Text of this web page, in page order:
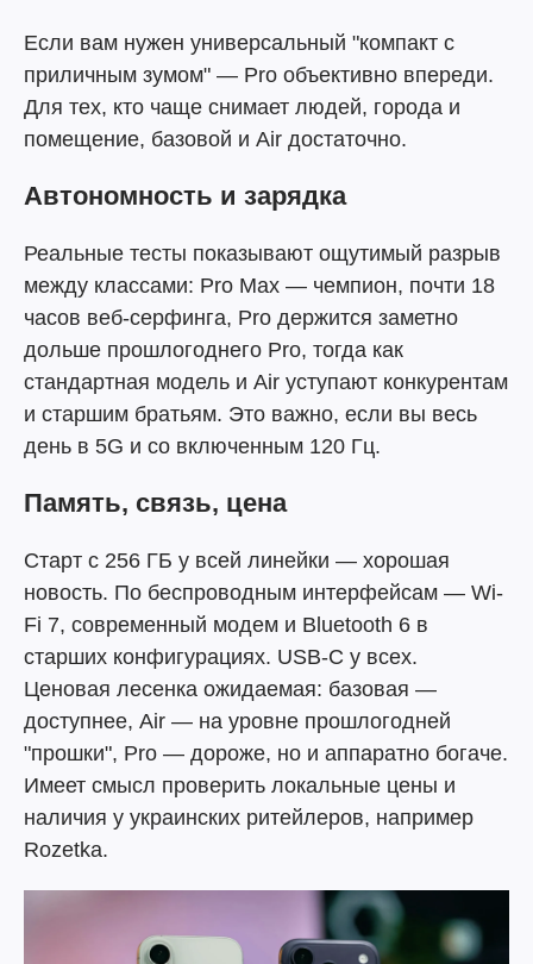
Если вам нужен универсальный "компакт с
приличным зумом" — Pro объективно впереди.
Для тех, кто чаще снимает людей, города и
помещение, базовой и Air достаточно.
Автономность и зарядка
Реальные тесты показывают ощутимый разрыв
между классами: Pro Max — чемпион, почти 18
часов веб-серфинга, Pro держится заметно
дольше прошлогоднего Pro, тогда как
стандартная модель и Air уступают конкурентам
и старшим братьям. Это важно, если вы весь
день в 5G и со включенным 120 Гц.
Память, связь, цена
Старт с 256 ГБ у всей линейки — хорошая
новость. По беспроводным интерфейсам — Wi-
Fi 7, современный модем и Bluetooth 6 в
старших конфигурациях. USB-C у всех.
Ценовая лесенка ожидаемая: базовая —
доступнее, Air — на уровне прошлогодней
"прошки", Pro — дороже, но и аппаратно богаче.
Имеет смысл проверить локальные цены и
наличия у украинских ритейлеров, например
Rozetka.